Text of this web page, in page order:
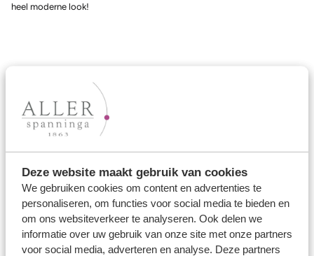
Deze website maakt gebruik van cookies
We gebruiken cookies om content en advertenties te
personaliseren, om functies voor social media te bieden en
om ons websiteverkeer te analyseren. Ook delen we
informatie over uw gebruik van onze site met onze partners
voor social media, adverteren en analyse. Deze partners
heel moderne look!
Ons aanbod
Memoireringen
Verlovingsringen
Vriendschapsringen
Over ons